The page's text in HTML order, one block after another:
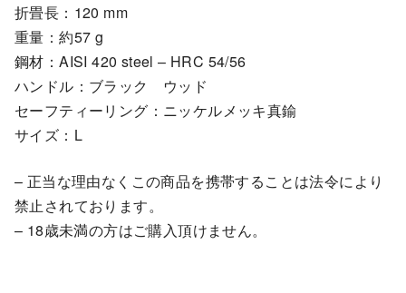
折畳長：120 mm
重量：約57 g
鋼材：AISI 420 steel – HRC 54/56
ハンドル：ブラック ウッド
セーフティーリング：ニッケルメッキ真鍮
サイズ：L
– 正当な理由なくこの商品を携帯することは法令により
禁止されております。
– 18歳未満の方はご購入頂けません。